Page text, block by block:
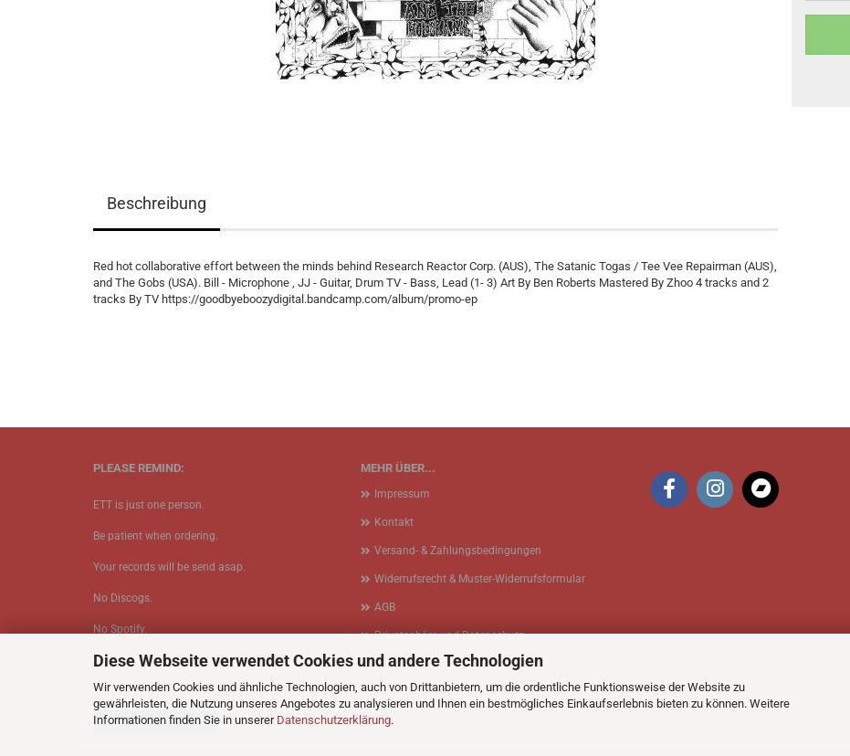
Diese Webseite verwendet Cookies und andere Technologien
Wir verwenden Cookies und ähnliche Technologien, auch von Drittanbietern, um die ordentliche Funktionsweise der Website zu
gewährleisten, die Nutzung unseres Angebotes zu analysieren und Ihnen ein bestmögliches Einkaufserlebnis bieten zu können. Weitere
Informationen finden Sie in unserer Datenschutzerklärung.
Beschreibung
Red hot collaborative effort between the minds behind Research Reactor Corp. (AUS), The Satanic Togas / Tee Vee Repairman (AUS),
and The Gobs (USA). Bill - Microphone , JJ - Guitar, Drum TV - Bass, Lead (1- 3) Art By Ben Roberts Mastered By Zhoo 4 tracks and 2
tracks By TV https://goodbyeboozydigital.bandcamp.com/album/promo-ep
MEHR ÜBER...
Impressum
Kontakt
Versand- & Zahlungsbedingungen
Widerrufsrecht & Muster-Widerrufsformular
AGB
Privatsphäre und Datenschutz
Cookie Einstellungen
PLEASE REMIND:
ETT is just one person.
Be patient when ordering.
Your records will be send asap.
No Discogs.
No Spotify.
No Bullshit.
Vertrag widerrufen